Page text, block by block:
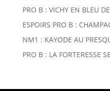
PRO B : VICHY EN BLEU
ESPOIRS PRO B :
NM1 : KAYODE AU
PRO B : LA FORTERESSE